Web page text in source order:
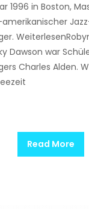
1996 in Boston,
amerikanischer
Dawson war
Charles Alden.
Read More